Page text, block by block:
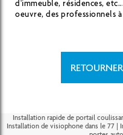
d'immeuble, résidences,
oeuvre, des professionnels
Installation rapide de portail
Installation de visiophone dans le 77